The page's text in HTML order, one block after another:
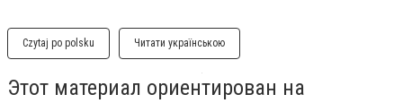
Czytaj po polsku Читати українською
Этот материал ориентирован на